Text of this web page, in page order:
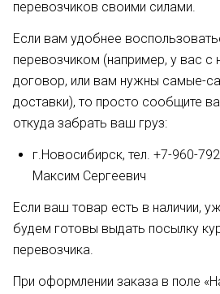
перевозчиков своими силами.
Если вам удобнее
перевозчиком (например, у вас с
договор, или вам нужны самые-
доставки), то просто сообщите
откуда забрать ваш груз:
г.Новосибирск, тел. +7-960-
Максим Сергеевич
Если ваш товар есть в наличии,
будем готовы выдать посылку
перевозчика.
При оформлении заказа в поле